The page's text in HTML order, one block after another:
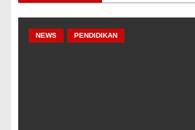
NEWS PENDIDIKAN